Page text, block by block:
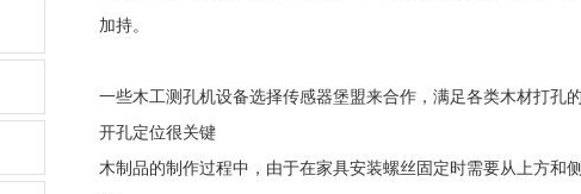
加持。
一些木工测孔机设备选择传感器堡盟来合作，满足各类木材打孔
开孔定位很关键
木制品的制作过程中，由于在家具安装螺丝固定时需要从上方和